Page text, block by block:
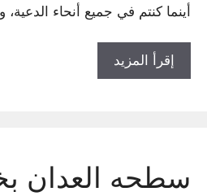
أينما كنتم في جميع أنحاء الدعية،
إقرأ المزيد
سطحه العدان